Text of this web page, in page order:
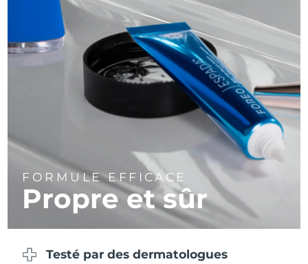
FORMULE EFFICACE
Propre et sûr
Testé par des dermatologues
Viêt Nam Livraison estimée